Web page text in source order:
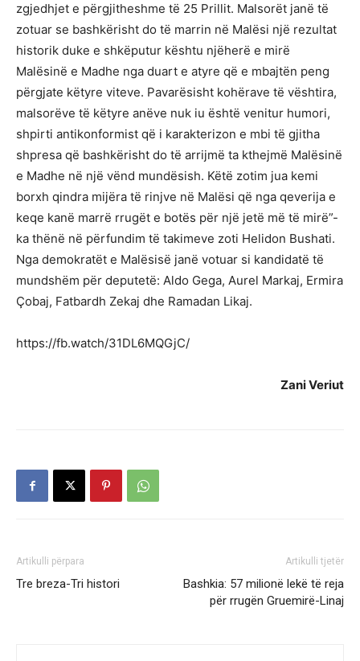
zgjedhjet e përgjitheshme të 25 Prillit. Malsorët janë të
zotuar se bashkërisht do të marrin në Malësi një rezultat
historik duke e shkëputur kështu njëherë e mirë
Malësinë e Madhe nga duart e atyre që e mbajtën peng
përgjate këtyre viteve. Pavarësisht kohërave të vështira,
malsorëve të këtyre anëve nuk iu është venitur humori,
shpirti antikonformist që i karakterizon e mbi të gjitha
shpresa që bashkërisht do të arrijmë ta kthejmë Malësinë
e Madhe në një vënd mundësish. Këtë zotim jua kemi
borxh qindra mijëra të rinjve në Malësi që nga qeverija e
keqe kanë marrë rrugët e botës për një jetë më të mirë”-
ka thënë në përfundim të takimeve zoti Helidon Bushati.
Nga demokratët e Malësisë janë votuar si kandidatë të
mundshëm për deputetë: Aldo Gega, Aurel Markaj, Ermira
Çobaj, Fatbardh Zekaj dhe Ramadan Likaj.
https://fb.watch/31DL6MQGjC/
Zani Veriut
Artikulli përpara
Tre breza-Tri histori
Artikulli tjetër
Bashkia: 57 milionë lekë të reja
për rrugën Gruemirë-Linaj